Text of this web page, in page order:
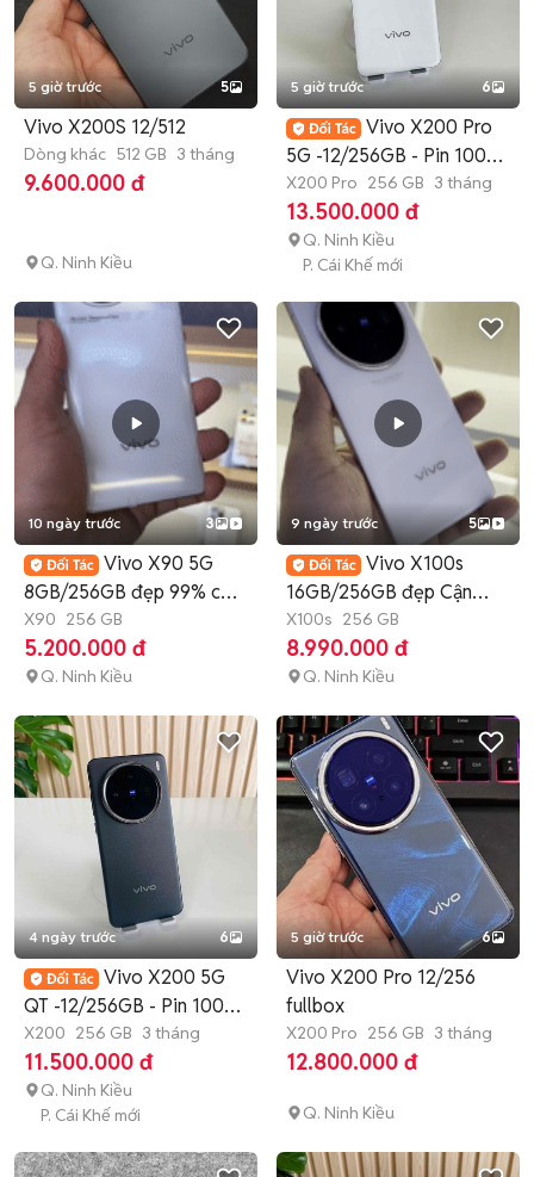
5 giờ trước 5
Vivo X200S 12/512
Dòng khác 512 GB 3 tháng
9.600.000 đ
Q. Ninh Kiều
5 giờ trước 6
Vivo X200 Pro
5G -12/256GB - Pin 100%
- Đẹp 99
X200 Pro 256 GB 3 tháng
13.500.000 đ
Q. Ninh Kiều
P. Cái Khế mới
10 ngày trước 3
Vivo X90 5G
8GB/256GB đẹp 99% có
ship cod
X90 256 GB
5.200.000 đ
Q. Ninh Kiều
9 ngày trước 5
Vivo X100s
16GB/256GB đẹp Cận
99% CÓ SHIP COD
X100s 256 GB
8.990.000 đ
Q. Ninh Kiều
4 ngày trước 6
Vivo X200 5G
QT -12/256GB - Pin 100 -
Đẹp 99
X200 256 GB 3 tháng
11.500.000 đ
Q. Ninh Kiều
P. Cái Khế mới
5 giờ trước 6
Vivo X200 Pro 12/256
fullbox
X200 Pro 256 GB 3 tháng
12.800.000 đ
Q. Ninh Kiều